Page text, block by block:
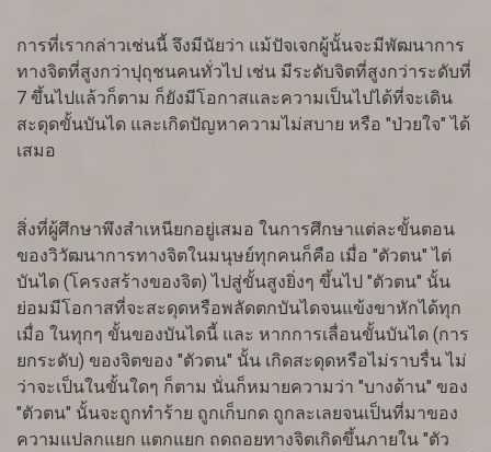
การที่เรากล่าวเช่นนี้ จึงมีนัยว่า แม้ปัจเจกผู้นั้นจะมีพัฒนาการ
ทางจิตที่สูงกว่าปุถุชนคนทั่วไป เช่น มีระดับจิตที่สูงกว่าระดับที่
7 ขึ้นไปแล้วก็ตาม ก็ยังมีโอกาสและความเป็นไปได้ที่จะเดิน
สะดุดขั้นบันได และเกิดปัญหาความไม่สบาย หรือ "ป่วยใจ" ได้
เสมอ
สิ่งที่ผู้ศึกษาพึงสำเหนียกอยู่เสมอ ในการศึกษาแต่ละขั้นตอน
ของวิวัฒนาการทางจิตในมนุษย์ทุกคนก็คือ เมื่อ "ตัวตน" ไต่
บันได (โครงสร้างของจิต) ไปสู่ขั้นสูงยิ่งๆ ขึ้นไป "ตัวตน" นั้น
ย่อมมีโอกาสที่จะสะดุดหรือพลัดตกบันไดจนแข้งขาหักได้ทุก
เมื่อ ในทุกๆ ขั้นของบันไดนี้ และ หากการเลื่อนขั้นบันได (การ
ยกระดับ) ของจิตของ "ตัวตน" นั้น เกิดสะดุดหรือไม่ราบรื่น ไม่
ว่าจะเป็นในขั้นใดๆ ก็ตาม นั่นก็หมายความว่า "บางด้าน" ของ
"ตัวตน" นั้นจะถูกทำร้าย ถูกเก็บกด ถูกละเลยจนเป็นที่มาของ
ความแปลกแยก แตกแยก ถดถอยทางจิตเกิดขึ้นภายใน "ตัว